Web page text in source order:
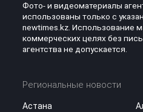
Фото- и видеоматериалы
использованы только с
newtimes.kz. Использование
коммерческих целях без
агентства не допускается.
Региональные новости
Астана